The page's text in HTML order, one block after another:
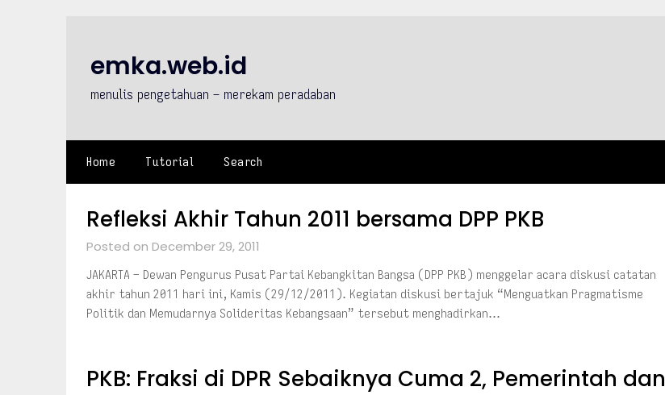
emka.web.id
menulis pengetahuan – merekam peradaban
Home Tutorial Search
Refleksi Akhir Tahun 2011 bersama DPP PKB
Posted on December 29, 2011
JAKARTA – Dewan Pengurus Pusat Partai Kebangkitan Bangsa (DPP PKB) menggelar acara diskusi catatan
akhir tahun 2011 hari ini, Kamis (29/12/2011). Kegiatan diskusi bertajuk “Menguatkan Pragmatisme
Politik dan Memudarnya Solideritas Kebangsaan” tersebut menghadirkan…
PKB: Fraksi di DPR Sebaiknya Cuma 2, Pemerintah dan